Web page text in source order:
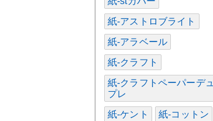
紙-アストロブライト
紙-アラベール
紙-クラフト
紙-クラフトペーパーデュ
プレ
紙-ケント 紙-コットン